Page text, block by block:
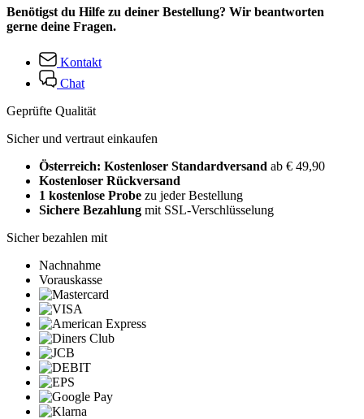
Benötigst du Hilfe zu deiner Bestellung? Wir beantworten
gerne deine Fragen.
Kontakt
Chat
Geprüfte Qualität
Sicher und vertraut einkaufen
Österreich: Kostenloser Standardversand ab € 49,90
Kostenloser Rückversand
1 kostenlose Probe zu jeder Bestellung
Sichere Bezahlung mit SSL-Verschlüsselung
Sicher bezahlen mit
Nachnahme
Vorauskasse